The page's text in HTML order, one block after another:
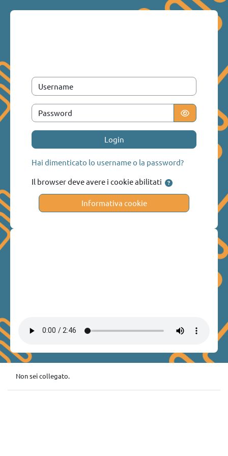
Username
Password
Login
Hai dimenticato lo username o la password?
Il browser deve avere i cookie abilitati
Informativa cookie
Non sei collegato.